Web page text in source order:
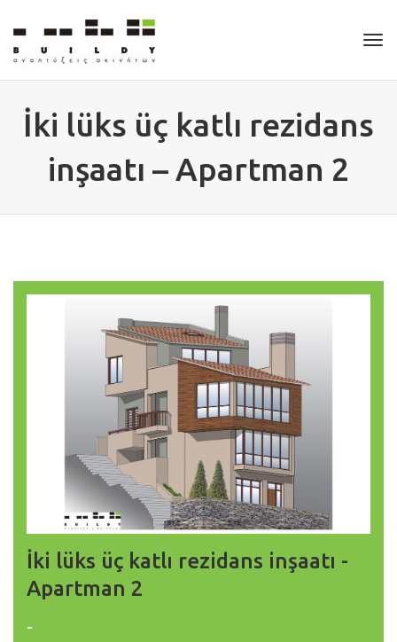
İki lüks üç katlı rezidans
inşaatı – Apartman 2
İki lüks üç katlı rezidans inşaatı -
Apartman 2
-